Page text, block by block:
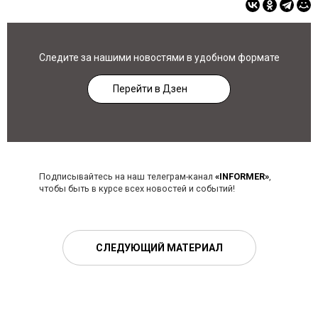
Следите за нашими новостями в удобном формате
Перейти в Дзен
Подписывайтесь на наш телеграм-канал «INFORMER»,
чтобы быть в курсе всех новостей и событий!
СЛЕДУЮЩИЙ МАТЕРИАЛ